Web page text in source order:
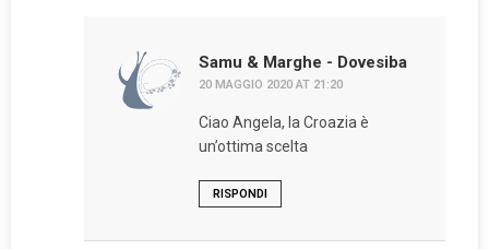
Samu & Marghe - Dovesiba
20 MAGGIO 2020 AT 21:20
Ciao Angela, la Croazia è
un’ottima scelta
RISPONDI